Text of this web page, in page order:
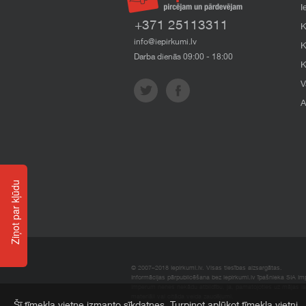
+371 25113311
info@iepirkumi.lv
Darba dienās 09:00 - 18:00
© 2007–2018 Iepirkumi.lv. Visas tiesības aizsargātas.
Informācijas pārpublicēšana bez iepirkumi.lv īpašnieka SIA
Ziņot par kļūdu